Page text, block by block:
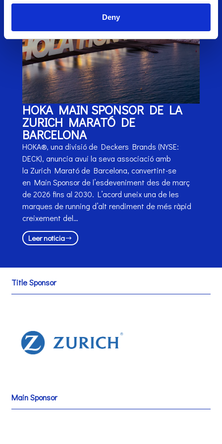
Deny
HOKA MAIN SPONSOR DE LA
ZURICH MARATÓ DE
BARCELONA
HOKA®, una divisió de Deckers Brands (NYSE:
DECK), anuncia avui la seva associació amb
la Zurich Marató de Barcelona, convertint-se
en Main Sponsor de l’esdeveniment des de març
de 2026 fins al 2030. L’acord uneix una de les
marques de running d’alt rendiment de més ràpid
creixement del…
Leer noticia
Title Sponsor
Main Sponsor